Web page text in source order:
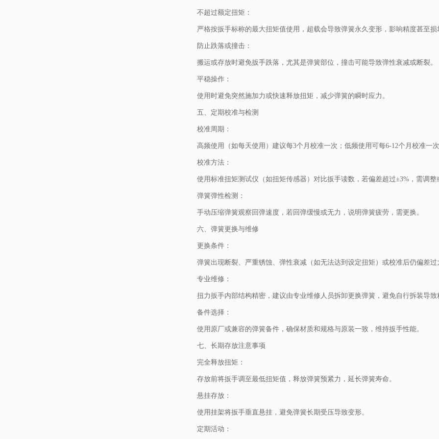
不超过额定扭矩：
严格按扳手标称的最大扭矩值使用，超载会导致弹簧永久变形，影响精度甚至损
防止跌落或撞击：
搬运或存放时避免扳手跌落，尤其是弹簧部位，撞击可能导致弹性衰减或断裂。
平稳操作：
使用时避免突然施加力或快速释放扭矩，减少弹簧的瞬时应力。
五、定期校准与检测
校准周期：
高频使用（如每天使用）建议每3个月校准一次；低频使用可每6-12个月校准一次
校准方法：
使用标准扭矩测试仪（如扭矩传感器）对比扳手读数，若偏差超过±3%，需调整
弹簧弹性检测：
手动压缩弹簧观察回弹速度，若回弹缓慢或无力，说明弹簧疲劳，需更换。
六、弹簧更换与维修
更换条件：
弹簧出现断裂、严重锈蚀、弹性衰减（如无法达到设定扭矩）或校准后仍偏差过
专业维修：
扭力扳手内部结构精密，建议由专业维修人员拆卸更换弹簧，避免自行拆装导致
备件选择：
使用原厂或兼容的弹簧备件，确保材质和规格与原装一致，维持扳手性能。
七、长期存放注意事项
完全释放扭矩：
存放前将扳手调至最低扭矩值，释放弹簧预紧力，延长弹簧寿命。
悬挂存放：
使用挂架将扳手垂直悬挂，避免弹簧长期受压导致变形。
定期活动：